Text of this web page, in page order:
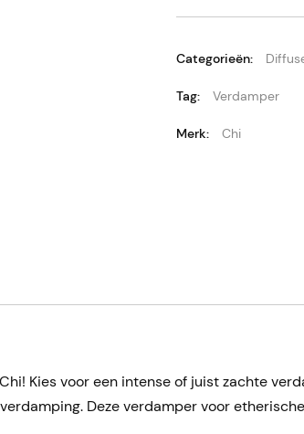
Diffuser
Categorieën:
Tag: Verdamper
Merk: Chi
Kies voor een intense of juist zachte
Deze verdamper voor